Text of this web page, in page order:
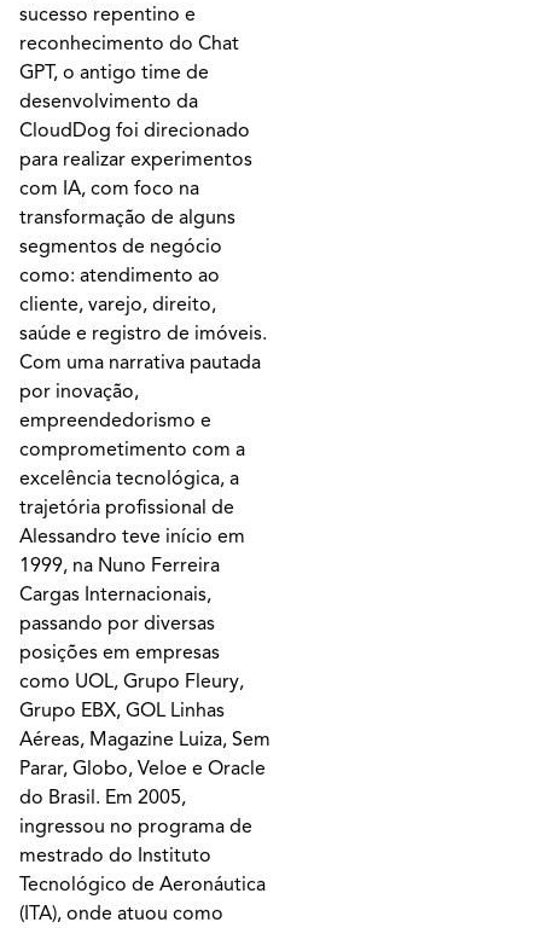
sucesso repentino e
reconhecimento do Chat
GPT, o antigo time de
desenvolvimento da
CloudDog foi direcionado
para realizar experimentos
com IA, com foco na
transformação de alguns
segmentos de negócio
como: atendimento ao
cliente, varejo, direito,
saúde e registro de imóveis.
Com uma narrativa pautada
por inovação,
empreendedorismo e
comprometimento com a
excelência tecnológica, a
trajetória profissional de
Alessandro teve início em
1999, na Nuno Ferreira
Cargas Internacionais,
passando por diversas
posições em empresas
como UOL, Grupo Fleury,
Grupo EBX, GOL Linhas
Aéreas, Magazine Luiza, Sem
Parar, Globo, Veloe e Oracle
do Brasil. Em 2005,
ingressou no programa de
mestrado do Instituto
Tecnológico de Aeronáutica
(ITA), onde atuou como